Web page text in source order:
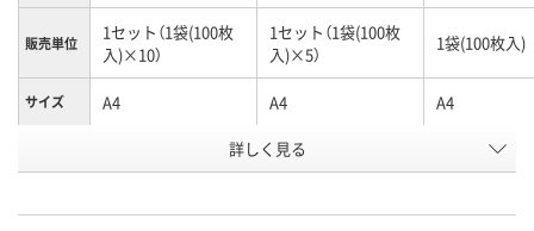
販売単位
1セット（1袋(100枚
入)×10）
1セット（1袋(100枚
入)×5）
1袋(100枚入)
サイズ A4 A4 A4
AEE0166 AEE0139
詳しく見る